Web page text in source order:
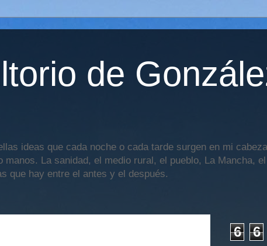
de
ideas que cada noche o cada tarde surgen en mi
La sanidad, el medio rural, el pueblo, La Mancha,
que hay entre el antes y el después.
6 6